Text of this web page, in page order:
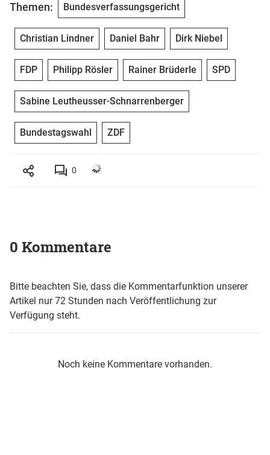
Themen: Bundesverfassungsgericht
Christian Lindner Daniel Bahr Dirk Niebel
FDP Philipp Rösler Rainer Brüderle SPD
Sabine Leutheusser-Schnarrenberger
Bundestagswahl ZDF
0
0 Kommentare
Bitte beachten Sie, dass die Kommentarfunktion unserer
Artikel nur 72 Stunden nach Veröffentlichung zur
Verfügung steht.
Noch keine Kommentare vorhanden.